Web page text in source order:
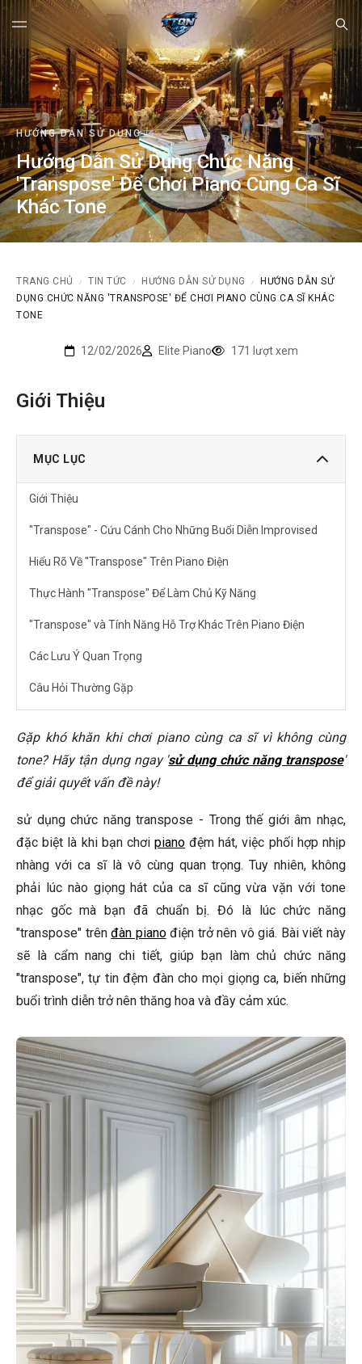
HƯỚNG DẪN SỬ DỤNG
Hướng Dẫn Sử Dụng Chức Năng
'Transpose' Để Chơi Piano Cùng Ca Sĩ
Khác Tone
TRANG CHỦ / TIN TỨC / HƯỚNG DẪN SỬ DỤNG /
HƯỚNG DẪN SỬ
DỤNG CHỨC NĂNG 'TRANSPOSE' ĐỂ CHƠI PIANO CÙNG CA SĨ KHÁC
TONE
12/02/2026 Elite Piano 171 lượt xem
Giới Thiệu
MỤC LỤC
Giới Thiệu
"Transpose" - Cứu Cánh Cho Những Buổi Diễn Improvised
Hiểu Rõ Về "Transpose" Trên Piano Điện
Thực Hành "Transpose" Để Làm Chủ Kỹ Năng
"Transpose" và Tính Năng Hỗ Trợ Khác Trên Piano Điện
Các Lưu Ý Quan Trọng
Câu Hỏi Thường Gặp
Chức năng "transpose" có ảnh hưởng đến chất lượng âm
🎹 Gợi Ý Piano Chất Lượng Từ Elite Piano
Kết Luận
Gặp khó khăn khi chơi piano cùng ca sĩ vì không cùng
tone? Hãy tận dụng ngay 'sử dụng chức năng transpose'
để giải quyết vấn đề này!
sử dụng chức năng transpose - Trong thế giới âm nhạc,
đặc biệt là khi bạn chơi piano đệm hát, việc phối hợp nhịp
nhàng với ca sĩ là vô cùng quan trọng. Tuy nhiên, không
phải lúc nào giọng hát của ca sĩ cũng vừa vặn với tone
nhạc gốc mà bạn đã chuẩn bị. Đó là lúc chức năng
"transpose" trênđàn pianođiện trở nên vô giá. Bài viết này
sẽ là cẩm nang chi tiết, giúp bạn làm chủ chức năng
"transpose", tự tin đệm đàn cho mọi giọng ca, biến những
buổi trình diễn trở nên thăng hoa và đầy cảm xúc.